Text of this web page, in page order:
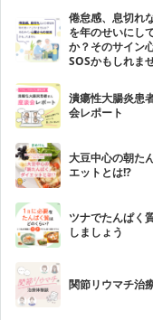
倦怠感、息切れ
を年のせいにし
か？そのサイン
SOSかもしれま
潰瘍性大腸炎患
会レポート
大豆中心の朝た
エットとは!?
ツナでたんぱく
しましょう
関節リウマチ治